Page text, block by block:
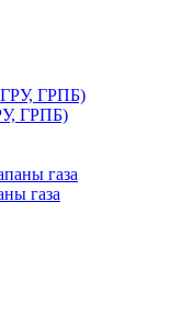
ГРПБ)
газа